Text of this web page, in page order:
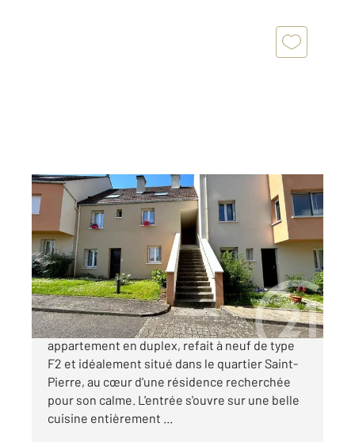
ETAMPES 91
49,25 m2, 2 pièces
Ref : 16968
Appartement F2 à vendre
148 000 €
A vendre : venez découvrir ce magnifique
appartement en duplex, refait à neuf de type
F2 et idéalement situé dans le quartier Saint-
Pierre, au cœur d'une résidence recherchée
pour son calme. L'entrée s'ouvre sur une belle
cuisine entièrement ...